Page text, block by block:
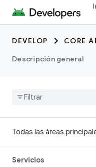
DEVELOP CORE
Descripción general
Todas las áreas
Servicios